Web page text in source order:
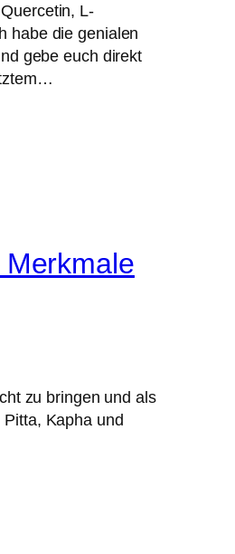
L-
habe die genialen
gebe euch direkt
Merkmale
zu bringen und als
Kapha und